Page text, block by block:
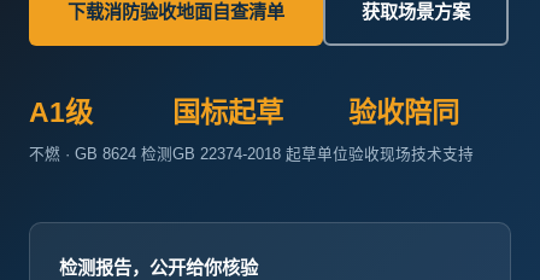
下载消防验收地面自查清单 获取场景方案
A1级
不燃 · GB 8624 检测
国标起草
GB 22374-2018 起草单位
验收陪同
验收现场技术支持
检测报告，公开给你核验